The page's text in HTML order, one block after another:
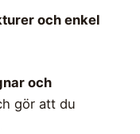
och enkel
och
gör att du